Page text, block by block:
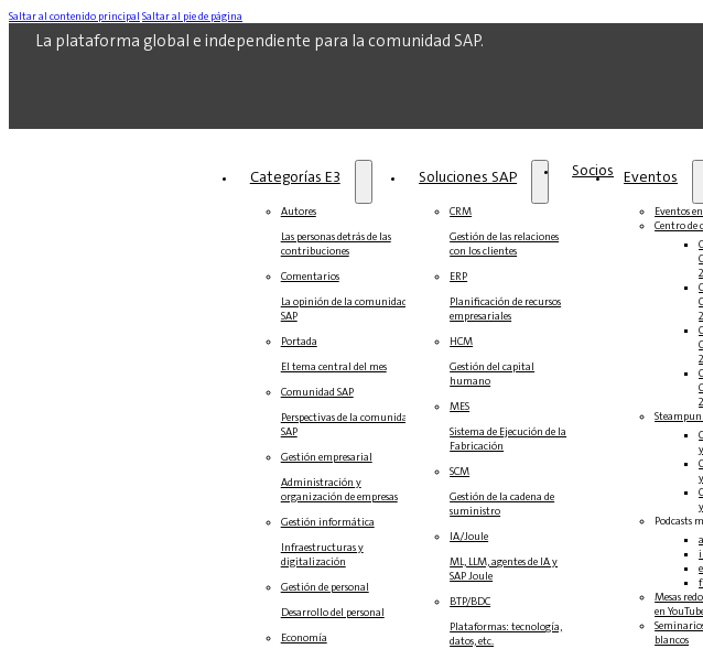
Saltar al contenido principal Saltar al pie de página
La plataforma global e independiente para la comunidad SAP.
Categorías E3
Autores
Las personas detrás de las
contribuciones
Comentarios
La opinión de la comunidad
SAP
Portada
El tema central del mes
Comunidad SAP
Perspectivas de la comunidad
SAP
Gestión empresarial
Administración y
organización de empresas
Gestión informática
Infraestructuras y
digitalización
Gestión de personal
Desarrollo del personal
Economía
Soluciones‎‎ SAP
CRM
Gestión de las relaciones
con los clientes
ERP
Planificación de recursos
empresariales
HCM
Gestión del capital
humano
MES
Sistema de Ejecución de la
Fabricación
SCM
Gestión de la cadena de
suministro
IA/Joule
ML, LLM, agentes de IA y
SAP Joule
BTP/BDC
Plataformas: tecnología,
datos, etc.
Socios Eventos
Eventos
Centro de
Podcasts
Mesas
en
blancos